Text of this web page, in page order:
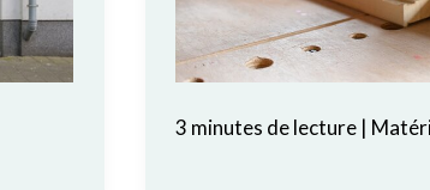
3 minutes de lecture |